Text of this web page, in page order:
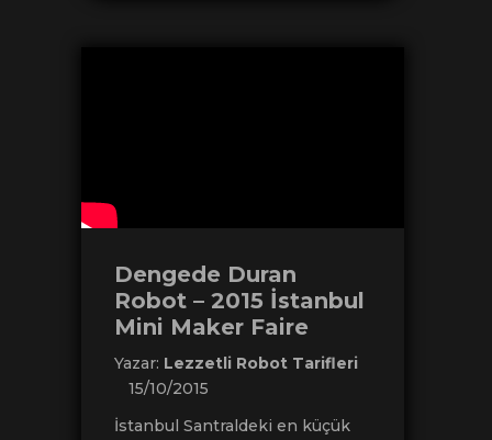
Dengede Duran
Robot – 2015 İstanbul
Mini Maker Faire
Yazar: Lezzetli Robot Tarifleri
15/10/2015
İstanbul Santraldeki en küçük